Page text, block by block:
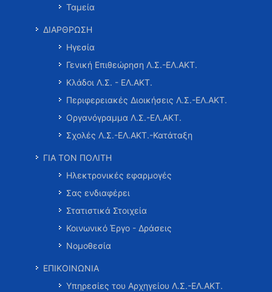
Ταμεία
ΔΙΑΡΘΡΩΣΗ
Ηγεσία
Γενική Επιθεώρηση Λ.Σ.-ΕΛ.ΑΚΤ.
Κλάδοι Λ.Σ. - ΕΛ.ΑΚΤ.
Περιφερειακές Διοικήσεις Λ.Σ.-ΕΛ.ΑΚΤ.
Οργανόγραμμα Λ.Σ.-ΕΛ.ΑΚΤ.
Σχολές Λ.Σ.-ΕΛ.ΑΚΤ.-Κατάταξη
ΓΙΑ ΤΟΝ ΠΟΛΙΤΗ
Ηλεκτρονικές εφαρμογές
Σας ενδιαφέρει
Στατιστικά Στοιχεία
Κοινωνικό Έργο - Δράσεις
Νομοθεσία
ΕΠΙΚΟΙΝΩΝΙΑ
Υπηρεσίες του Αρχηγείου Λ.Σ.-ΕΛ.ΑΚΤ.